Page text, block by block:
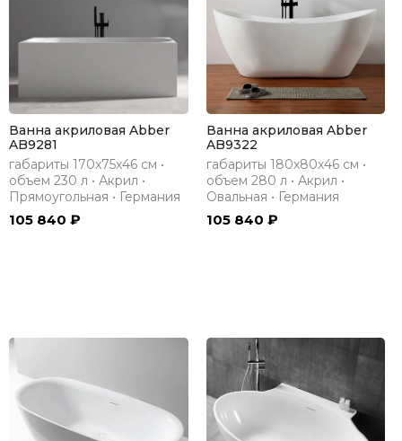
Ванна акриловая Abber
AB9281
габариты 170х75х46 см •
объем 230 л • Акрил •
Прямоугольная • Германия
105 840 ₽
Ванна акриловая Abber
AB9322
габариты 180х80х46 см •
объем 280 л • Акрил •
Овальная • Германия
105 840 ₽